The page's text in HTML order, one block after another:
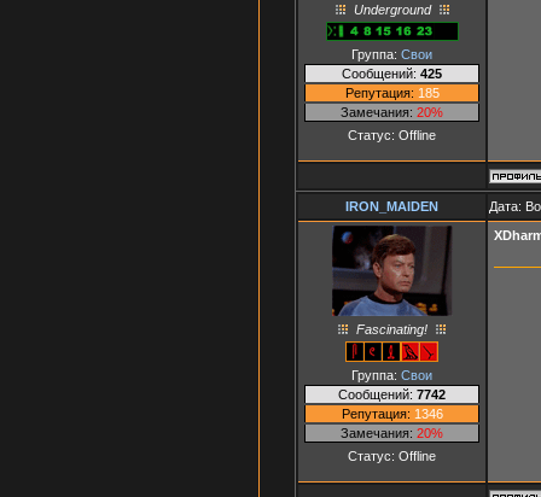
Underground
Группа: Свои
Сообщений: 425
Репутация: 185
Замечания: 20%
Статус: Offline
IRON_MAIDEN Дата:
Fascinating!
Группа: Свои
Сообщений: 7742
Репутация: 1346
Замечания: 20%
Статус: Offline